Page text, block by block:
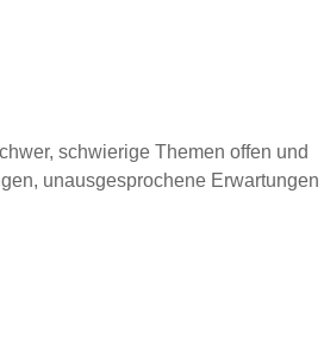
schwierige Themen offen und
unausgesprochene Erwartungen